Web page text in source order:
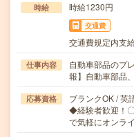
時給 時給1230円
交通費
交通費規定内支
仕事内容
自動車部品のプ
報】自動車部品
応募資格
ブランクOK / 英
◆経験者歓迎！
で気軽にオンラ